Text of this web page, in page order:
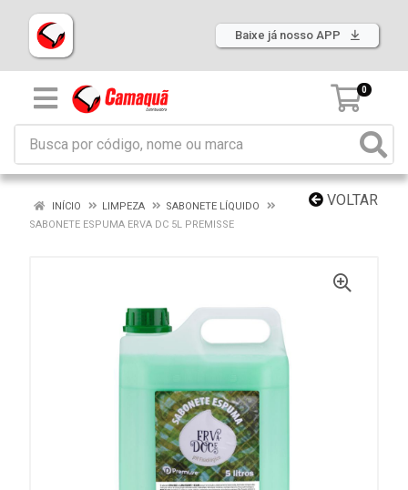
Baixe já nosso APP
0
VOLTAR
INÍCIO LIMPEZA
SABONETE LÍQUIDO
SABONETE ESPUMA ERVA DC 5L PREMISSE